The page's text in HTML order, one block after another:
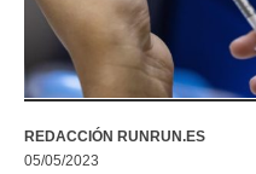
REDACCIÓN RUNRUN.ES
05/05/2023